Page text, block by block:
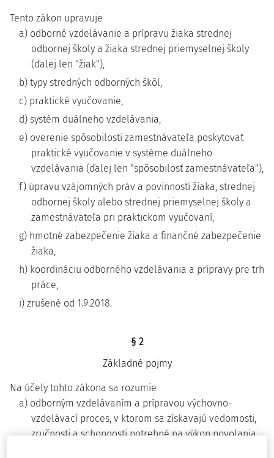
Tento zákon upravuje
a) odborné vzdelávanie a prípravu žiaka strednej
odbornej školy a žiaka strednej priemyselnej školy
(ďalej len "žiak"),
b) typy stredných odborných škôl,
c) praktické vyučovanie,
d) systém duálneho vzdelávania,
e) overenie spôsobilosti zamestnávateľa poskytovať
praktické vyučovanie v systéme duálneho
vzdelávania (ďalej len "spôsobilosť zamestnávateľa"),
f) úpravu vzájomných práv a povinností žiaka, strednej
odbornej školy alebo strednej priemyselnej školy a
zamestnávateľa pri praktickom vyučovaní,
g) hmotné zabezpečenie žiaka a finančné zabezpečenie
žiaka,
h) koordináciu odborného vzdelávania a prípravy pre trh
práce,
i) zrušené od 1.9.2018.
§ 2
Základné pojmy
Na účely tohto zákona sa rozumie
a) odborným vzdelávaním a prípravou výchovno-
vzdelávací proces, v ktorom sa získavajú vedomosti,
zručnosti a schopnosti potrebné na výkon povolania,